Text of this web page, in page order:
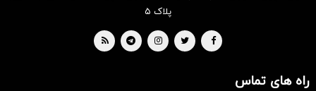
پلاک ۵
راه های تماس